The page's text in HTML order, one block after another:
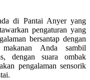
di Pantai Anyer yang
pengaturan yang
bersantap dengan
makanan Anda sambil
dengan suara ombak
pengalaman sensorik